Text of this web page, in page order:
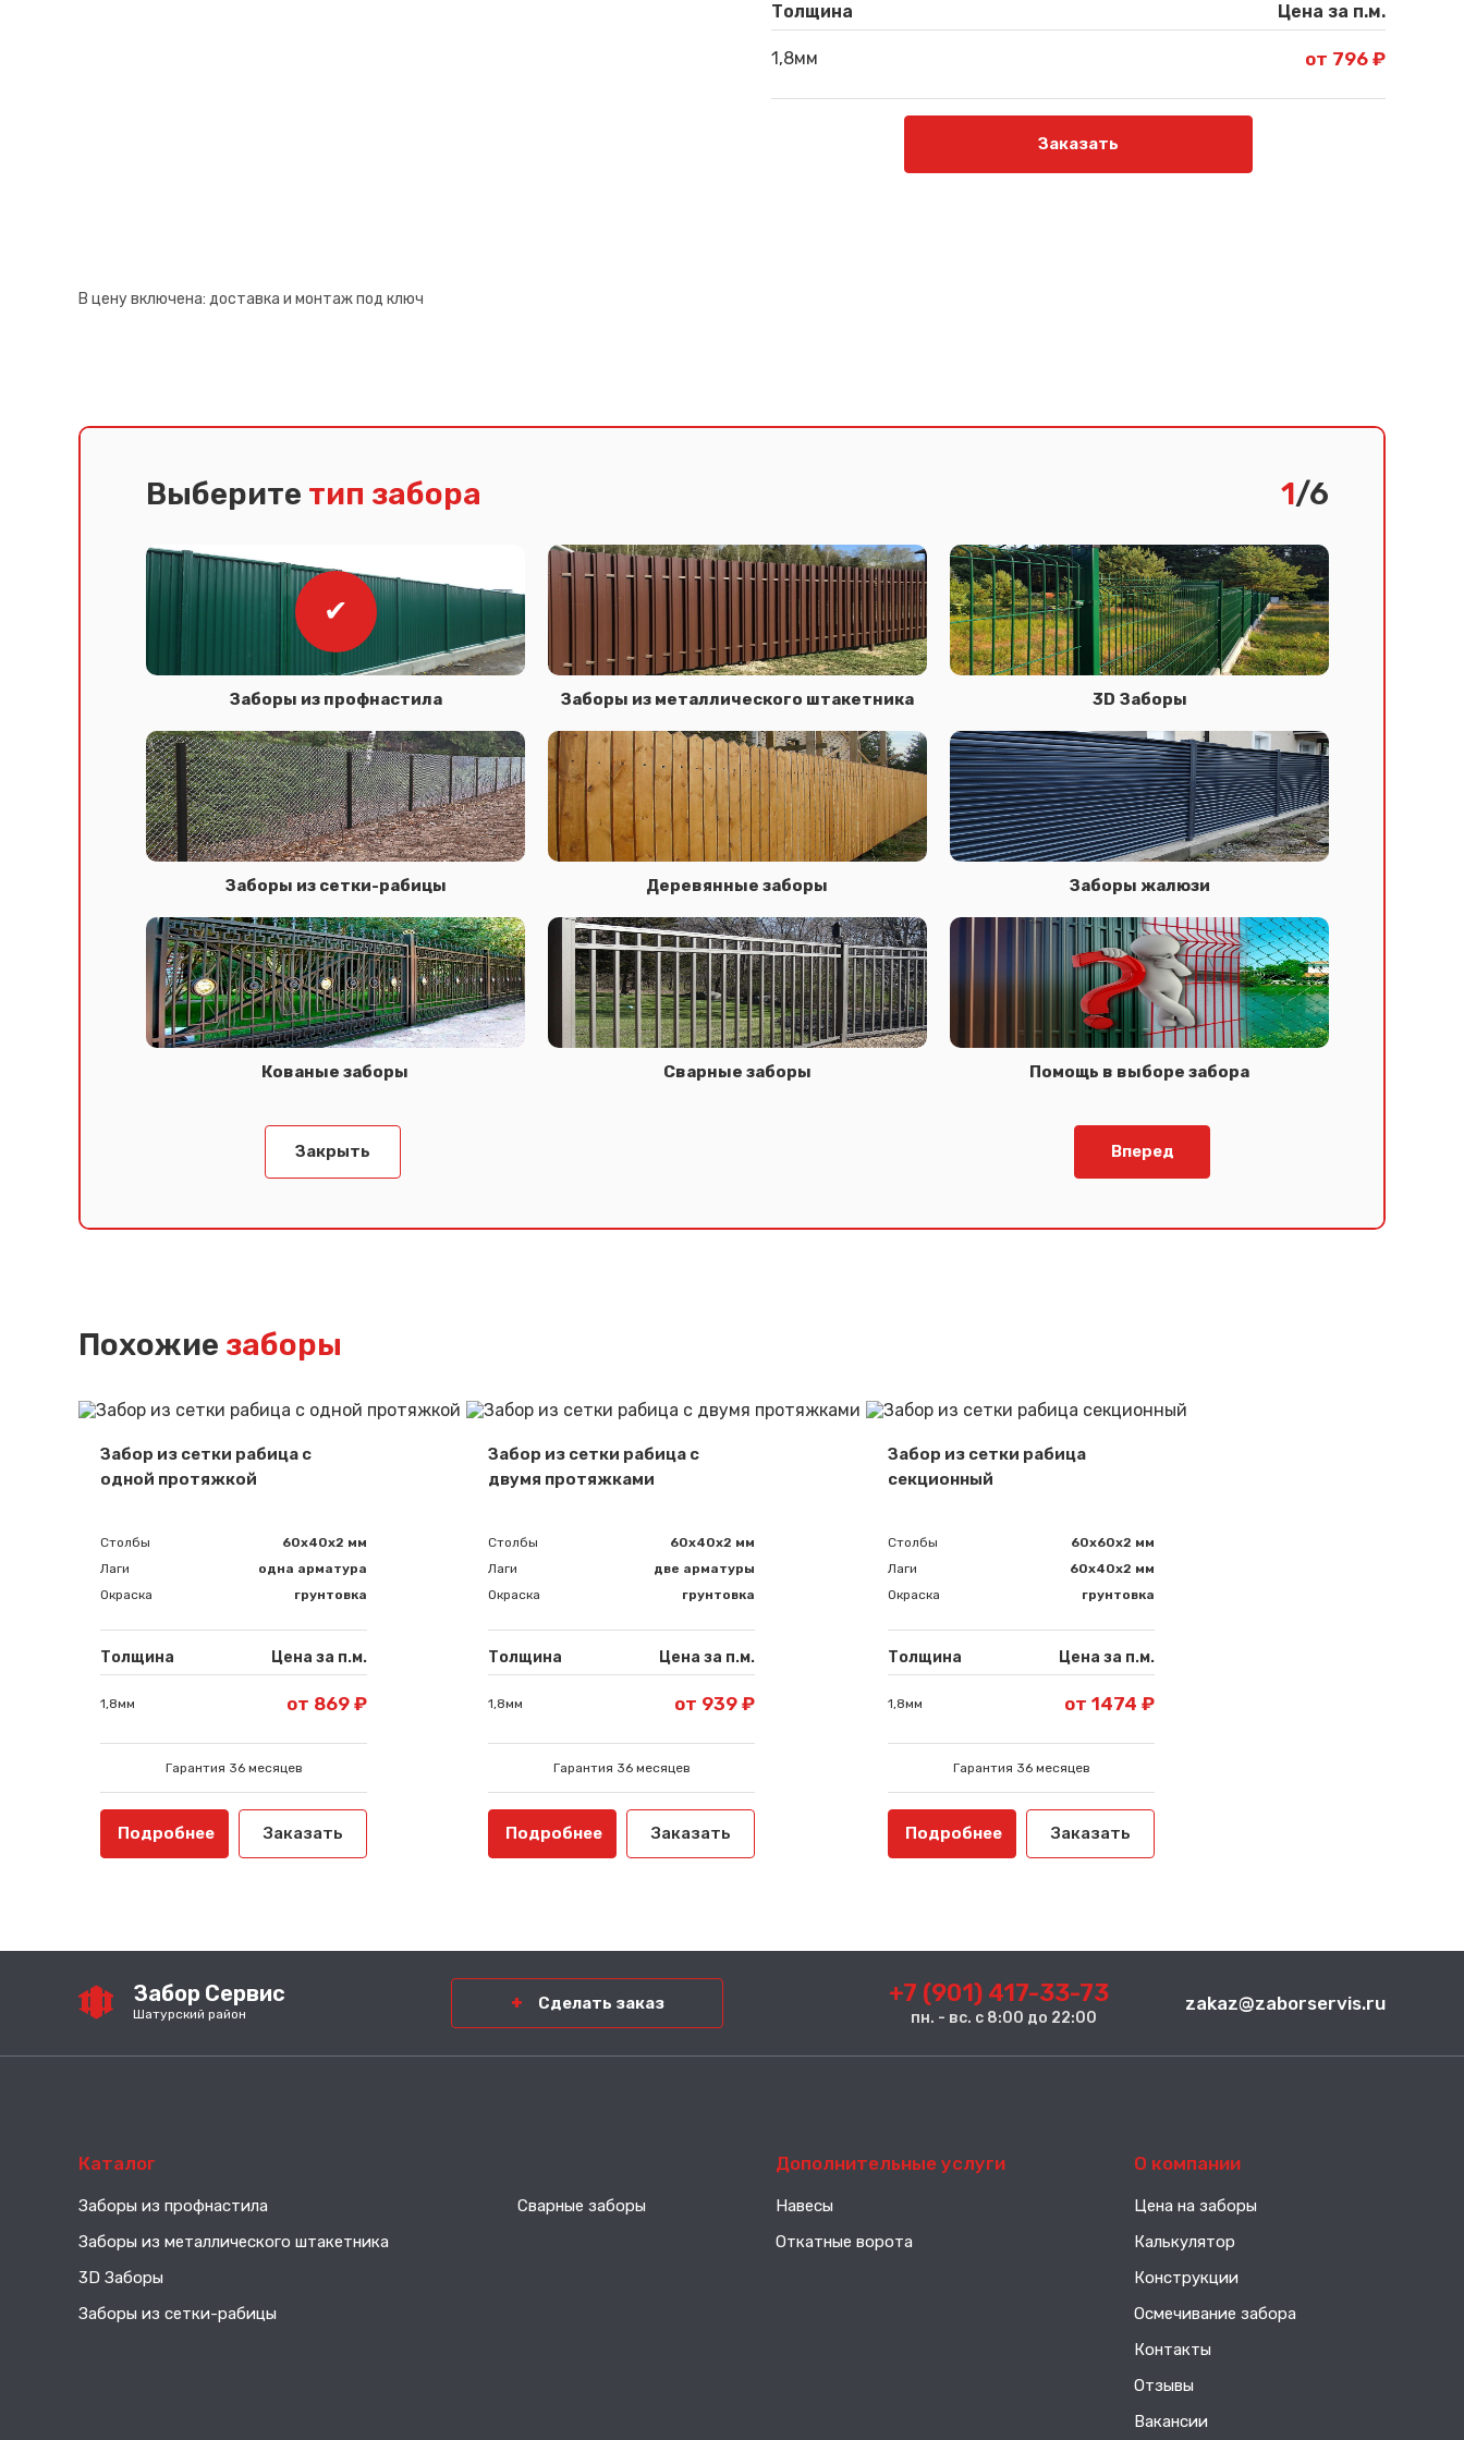
Толщина Цена за п.м.
1,8мм от 796 ₽
Заказать
В цену включена: доставка и монтаж под ключ
Выберите тип забора 1/6
Заборы из профнастила Заборы из металлического штакетника 3D Заборы
Заборы из сетки-рабицы Деревянные заборы Заборы жалюзи
Кованые заборы Сварные заборы Помощь в выборе забора
Закрыть Вперед
Похожие заборы
Забор из сетки рабица с
одной протяжкой
Столбы
60х40х2 мм
Лаги
одна арматура
Окраска
грунтовка
Толщина Цена за п.м.
1,8мм от 869 ₽
Гарантия 36 месяцев
Подробнее Заказать
Забор из сетки рабица с
двумя протяжками
Столбы
60х40х2 мм
Лаги
две арматуры
Окраска
грунтовка
Толщина Цена за п.м.
1,8мм от 939 ₽
Гарантия 36 месяцев
Подробнее Заказать
Забор из сетки рабица
секционный
Столбы
60х60х2 мм
Лаги
60х40х2 мм
Окраска
грунтовка
Толщина Цена за п.м.
1,8мм от 1474 ₽
Гарантия 36 месяцев
Подробнее Заказать
Забор Сервис
Шатурский район
Сделать заказ +7 (901) 417-33-73
пн. - вс. с 8:00 до 22:00
zakaz@zaborservis.ru
Каталог
Заборы из профнастила
Заборы из металлического штакетника
3D Заборы
Заборы из сетки-рабицы
Сварные заборы
Дополнительные услуги
Навесы
Откатные ворота
О компании
Цена на заборы
Калькулятор
Конструкции
Осмечивание забора
Контакты
Отзывы
Вакансии
Сообщение успешно отправлено